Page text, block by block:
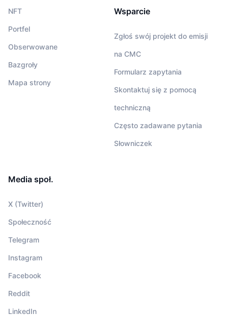
NFT
Portfel
Obserwowane
Bazgroły
Mapa strony
Wsparcie
Zgłoś swój projekt do emisji
na CMC
Formularz zapytania
Skontaktuj się z pomocą
techniczną
Często zadawane pytania
Słowniczek
Media społ.
X (Twitter)
Społeczność
Telegram
Instagram
Facebook
Reddit
LinkedIn